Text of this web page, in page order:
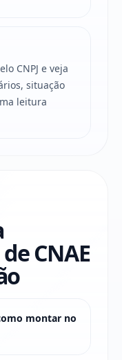
CNPJ e veja
situação
leitura
CNAE
montar no